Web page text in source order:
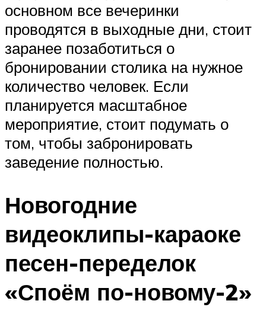
основном все вечеринки
проводятся в выходные дни, стоит
заранее позаботиться о
бронировании столика на нужное
количество человек. Если
планируется масштабное
мероприятие, стоит подумать о
том, чтобы забронировать
заведение полностью.
Новогодние
видеоклипы-караоке
песен-переделок
«Споём по-новому-2»